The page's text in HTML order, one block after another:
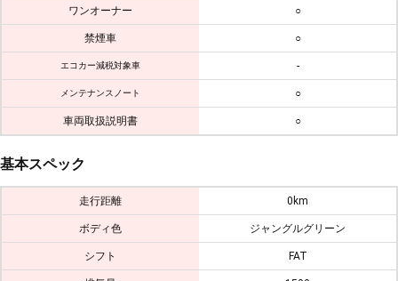
ワンオーナー ○
禁煙車 ○
エコカー減税対象車 -
メンテナンスノート ○
車両取扱説明書 ○
基本スペック
走行距離 0km
ボディ色 ジャングルグリーン
シフト FAT